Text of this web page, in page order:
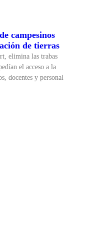
campesinos
de tierras
elimina las trabas
el acceso a la
docentes y personal